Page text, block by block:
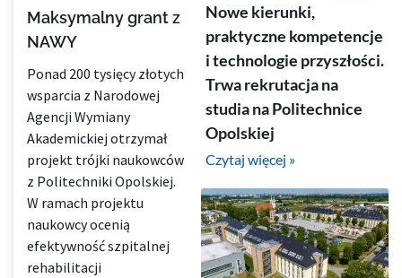
Maksymalny grant z
NAWY
Ponad 200 tysięcy złotych
wsparcia z Narodowej
Agencji Wymiany
Akademickiej otrzymał
projekt trójki naukowców
z Politechniki Opolskiej.
W ramach projektu
naukowcy ocenią
efektywność szpitalnej
rehabilitacji
Nowe kierunki,
praktyczne kompetencje
i technologie przyszłości.
Trwa rekrutacja na
studia na Politechnice
Opolskiej
Czytaj więcej »